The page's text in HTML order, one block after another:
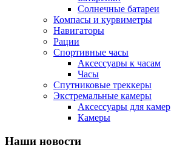
Солнечные батареи
Компасы и курвиметры
Навигаторы
Рации
Спортивные часы
Аксессуары к часам
Часы
Спутниковые треккеры
Экстремальные камеры
Аксессуары для камер
Камеры
Наши новости